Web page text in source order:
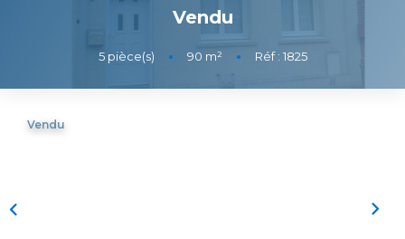
CONTACT
Vendu
5pièce(s) • 90 m² • Réf : 1825
Vendu